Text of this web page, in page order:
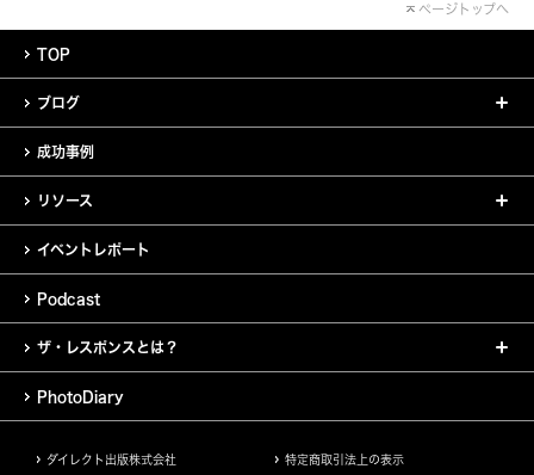
ページトップへ
TOP
ブログ
成功事例
リソース
イベントレポート
Podcast
ザ・レスポンスとは？
PhotoDiary
ダイレクト出版株式会社 特定商取引法上の表示